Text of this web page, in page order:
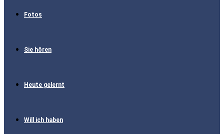
Fotos
Sie hören
Heute gelernt
Will ich haben